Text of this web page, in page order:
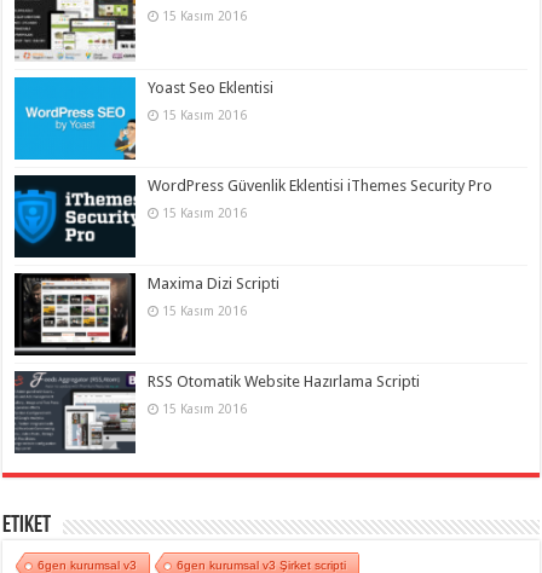
15 Kasım 2016
Yoast Seo Eklentisi
15 Kasım 2016
WordPress Güvenlik Eklentisi iThemes Security Pro
15 Kasım 2016
Maxima Dizi Scripti
15 Kasım 2016
RSS Otomatik Website Hazırlama Scripti
15 Kasım 2016
Etiket
6gen kurumsal v3 6gen kurumsal v3 Şirket scripti